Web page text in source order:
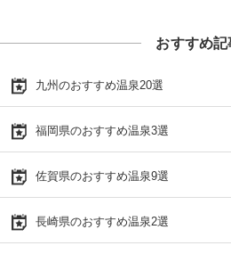
おすすめ記
九州のおすすめ温泉20選
福岡県のおすすめ温泉3選
佐賀県のおすすめ温泉9選
長崎県のおすすめ温泉2選